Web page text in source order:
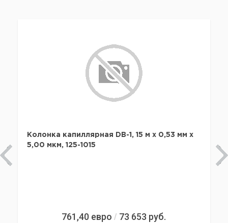
Колонка капиллярная DB-1, 15 м x 0,53 мм х
5,00 мкм, 125-1015
761,40 евро / 73 653 руб.